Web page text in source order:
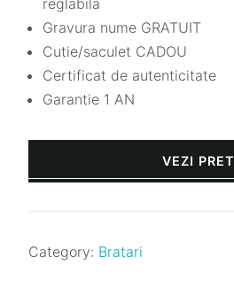
reglabila
Gravura nume GRATUIT
Cutie/saculet CADOU
Certificat de autenticitate
Garantie 1 AN
VEZI PRET
Category: Bratari